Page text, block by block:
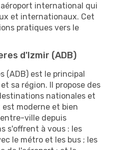
international qui
et internationaux. Cet
pratiques vers le
d'Izmir (ADB)
(ADB) est le principal
sa région. Il propose des
nationales et
moderne et bien
ville depuis
s'offrent à vous : les
le métro et les bus ; les